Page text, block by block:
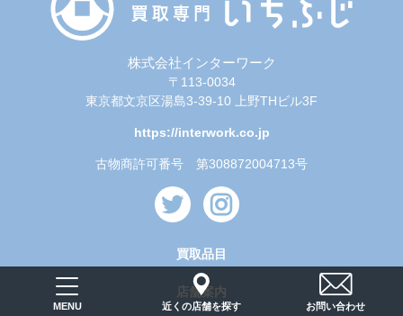
株式会社インターワーク
〒113-0034
東京都文京区湯島3-39-10 上野THビル3F
https://interwork.co.jp
古物商許可番号 第308872004713号
買取品目
店舗案内
MENU 近くの店舗を探す お問い合わせ